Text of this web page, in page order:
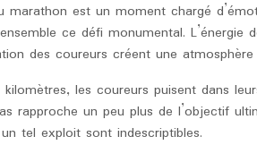
marathon est un moment chargé
ce défi monumental.
des coureurs créent une
les coureurs puisent dans
rapproche un peu plus de l’objectif
tel exploit sont indescriptibles.